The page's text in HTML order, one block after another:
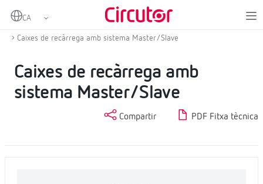
Home
Carregadors per a vehicles elèctrics
Caixes de recàrrega amb sistema Master/Slave
Caixes de recàrrega amb
sistema Master/Slave
Compartir PDF Fitxa tècnica